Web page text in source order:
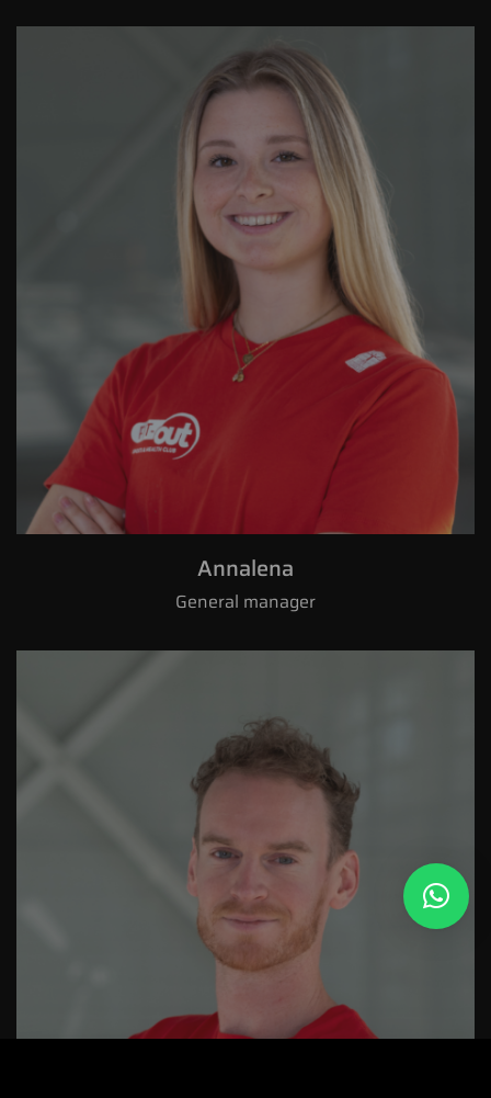
Annalena
General manager